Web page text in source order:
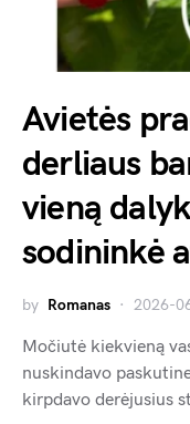
Avietės
derliaus
vieną
sodininkė
by Romanas 2026-
Močiutė kiekvieną
nuskindavo
kirpdavo derėjusius